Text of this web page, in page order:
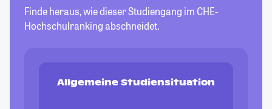
Finde heraus, wie dieser Studiengang im CHE-
Hochschulranking abschneidet.
Allgemeine Studiensituation